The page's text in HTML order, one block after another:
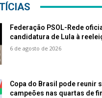
Federação PSOL-Rede
candidatura de Lula à
6 de agosto de 2026
Copa do Brasil pode reunir
campeões nas quartas de